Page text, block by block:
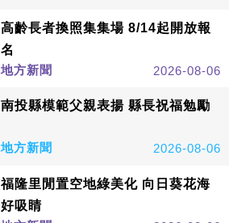
高齡長者換照集集場 8/14起開放報
名
地方新聞
2026-08-06
南投縣模範父親表揚 縣長祝福勉勵
地方新聞 2026-08-06
福隆里閒置空地綠美化 向日葵花海
好吸睛